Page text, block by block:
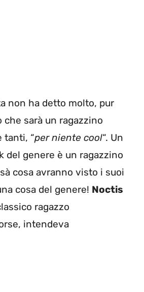
non ha detto molto, pur
sarà un ragazzino
tanti, “per niente cool“. Un
del genere è un ragazzino
cosa avranno visto i suoi
cosa del genere! Noctis
ragazzo
intendeva